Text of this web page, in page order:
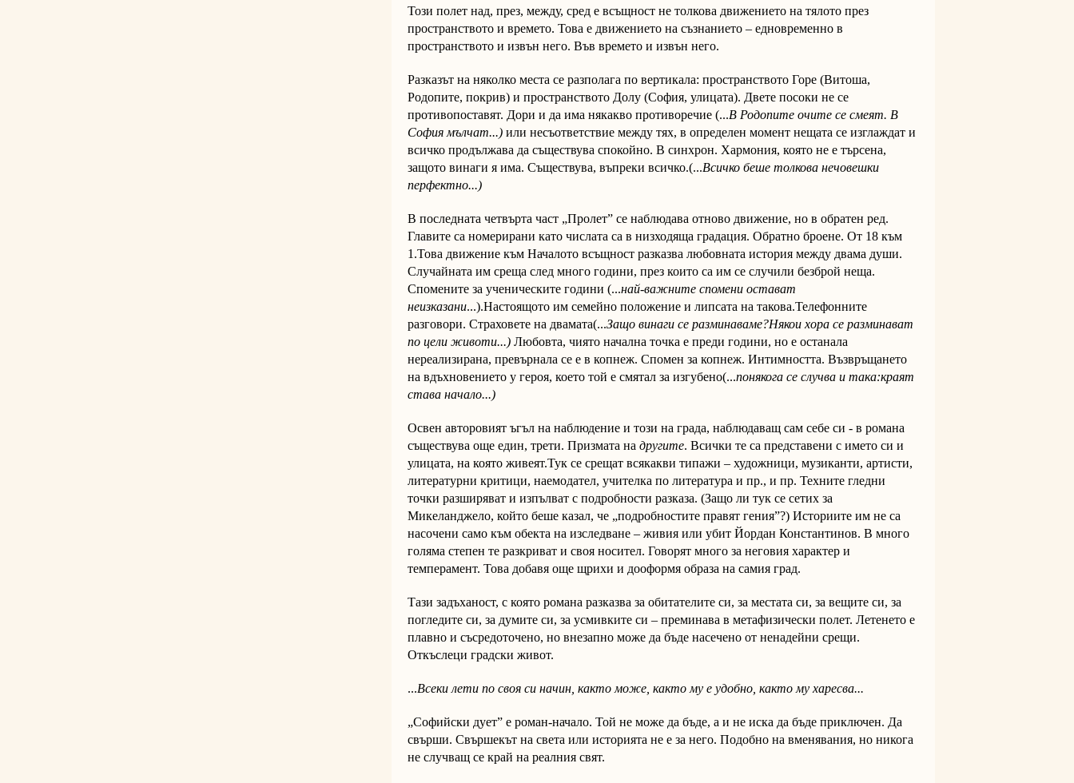
Този полет над, през, между, сред е всъщност не толкова движението на тялото през
пространството и времето. Това е движението на съзнанието – едновременно в
пространството и извън него. Във времето и извън него.
Разказът на няколко места се разполага по вертикала: пространството Горе (Витоша,
Родопите, покрив) и пространството Долу (София, улицата). Двете посоки не се
противопоставят. Дори и да има някакво противоречие (...В Родопите очите се смеят. В
София мълчат...) или несъответствие между тях, в определен момент нещата се изглаждат и
всичко продължава да съществува спокойно. В синхрон. Хармония, която не е търсена,
защото винаги я има. Съществува, въпреки всичко.(...Всичко беше толкова нечовешки
перфектно...)
В последната четвърта част „Пролет” се наблюдава отново движение, но в обратен ред.
Главите са номерирани като числата са в низходяща градация. Обратно броене. От 18 към
1.Това движение към Началото всъщност разказва любовната история между двама души.
Случайната им среща след много години, през които са им се случили безброй неща.
Спомените за ученическите години (...най-важните спомени остават
неизказани...).Настоящото им семейно положение и липсата на такова.Телефонните
разговори. Страховете на двамата(...Защо винаги се разминаваме?Някои хора се разминават
по цели животи...) Любовта, чиято начална точка е преди години, но е останала
нереализирана, превърнала се е в копнеж. Спомен за копнеж. Интимността. Възвръщането
на вдъхновението у героя, което той е смятал за изгубено(...понякога се случва и така:краят
става начало...)
Освен авторовият ъгъл на наблюдение и този на града, наблюдаващ сам себе си - в романа
съществува още един, трети. Призмата на другите. Всички те са представени с името си и
улицата, на която живеят.Тук се срещат всякакви типажи – художници, музиканти, артисти,
литературни критици, наемодател, учителка по литература и пр., и пр. Техните гледни
точки разширяват и изпълват с подробности разказа. (Защо ли тук се сетих за
Микеланджело, който беше казал, че „подробностите правят гения”?) Историите им не са
насочени само към обекта на изследване – живия или убит Йордан Константинов. В много
голяма степен те разкриват и своя носител. Говорят много за неговия характер и
темперамент. Това добавя още щрихи и дооформя образа на самия град.
Тази задъханост, с която романа разказва за обитателите си, за местата си, за вещите си, за
погледите си, за думите си, за усмивките си – преминава в метафизически полет. Летенето е
плавно и съсредоточено, но внезапно може да бъде насечено от ненадейни срещи.
Откъслеци градски живот.
...Всеки лети по своя си начин, както може, както му е удобно, както му харесва...
„Софийски дует” е роман-начало. Той не може да бъде, а и не иска да бъде приключен. Да
свърши. Свършекът на света или историята не е за него. Подобно на вменявания, но никога
не случващ се край на реалния свят.